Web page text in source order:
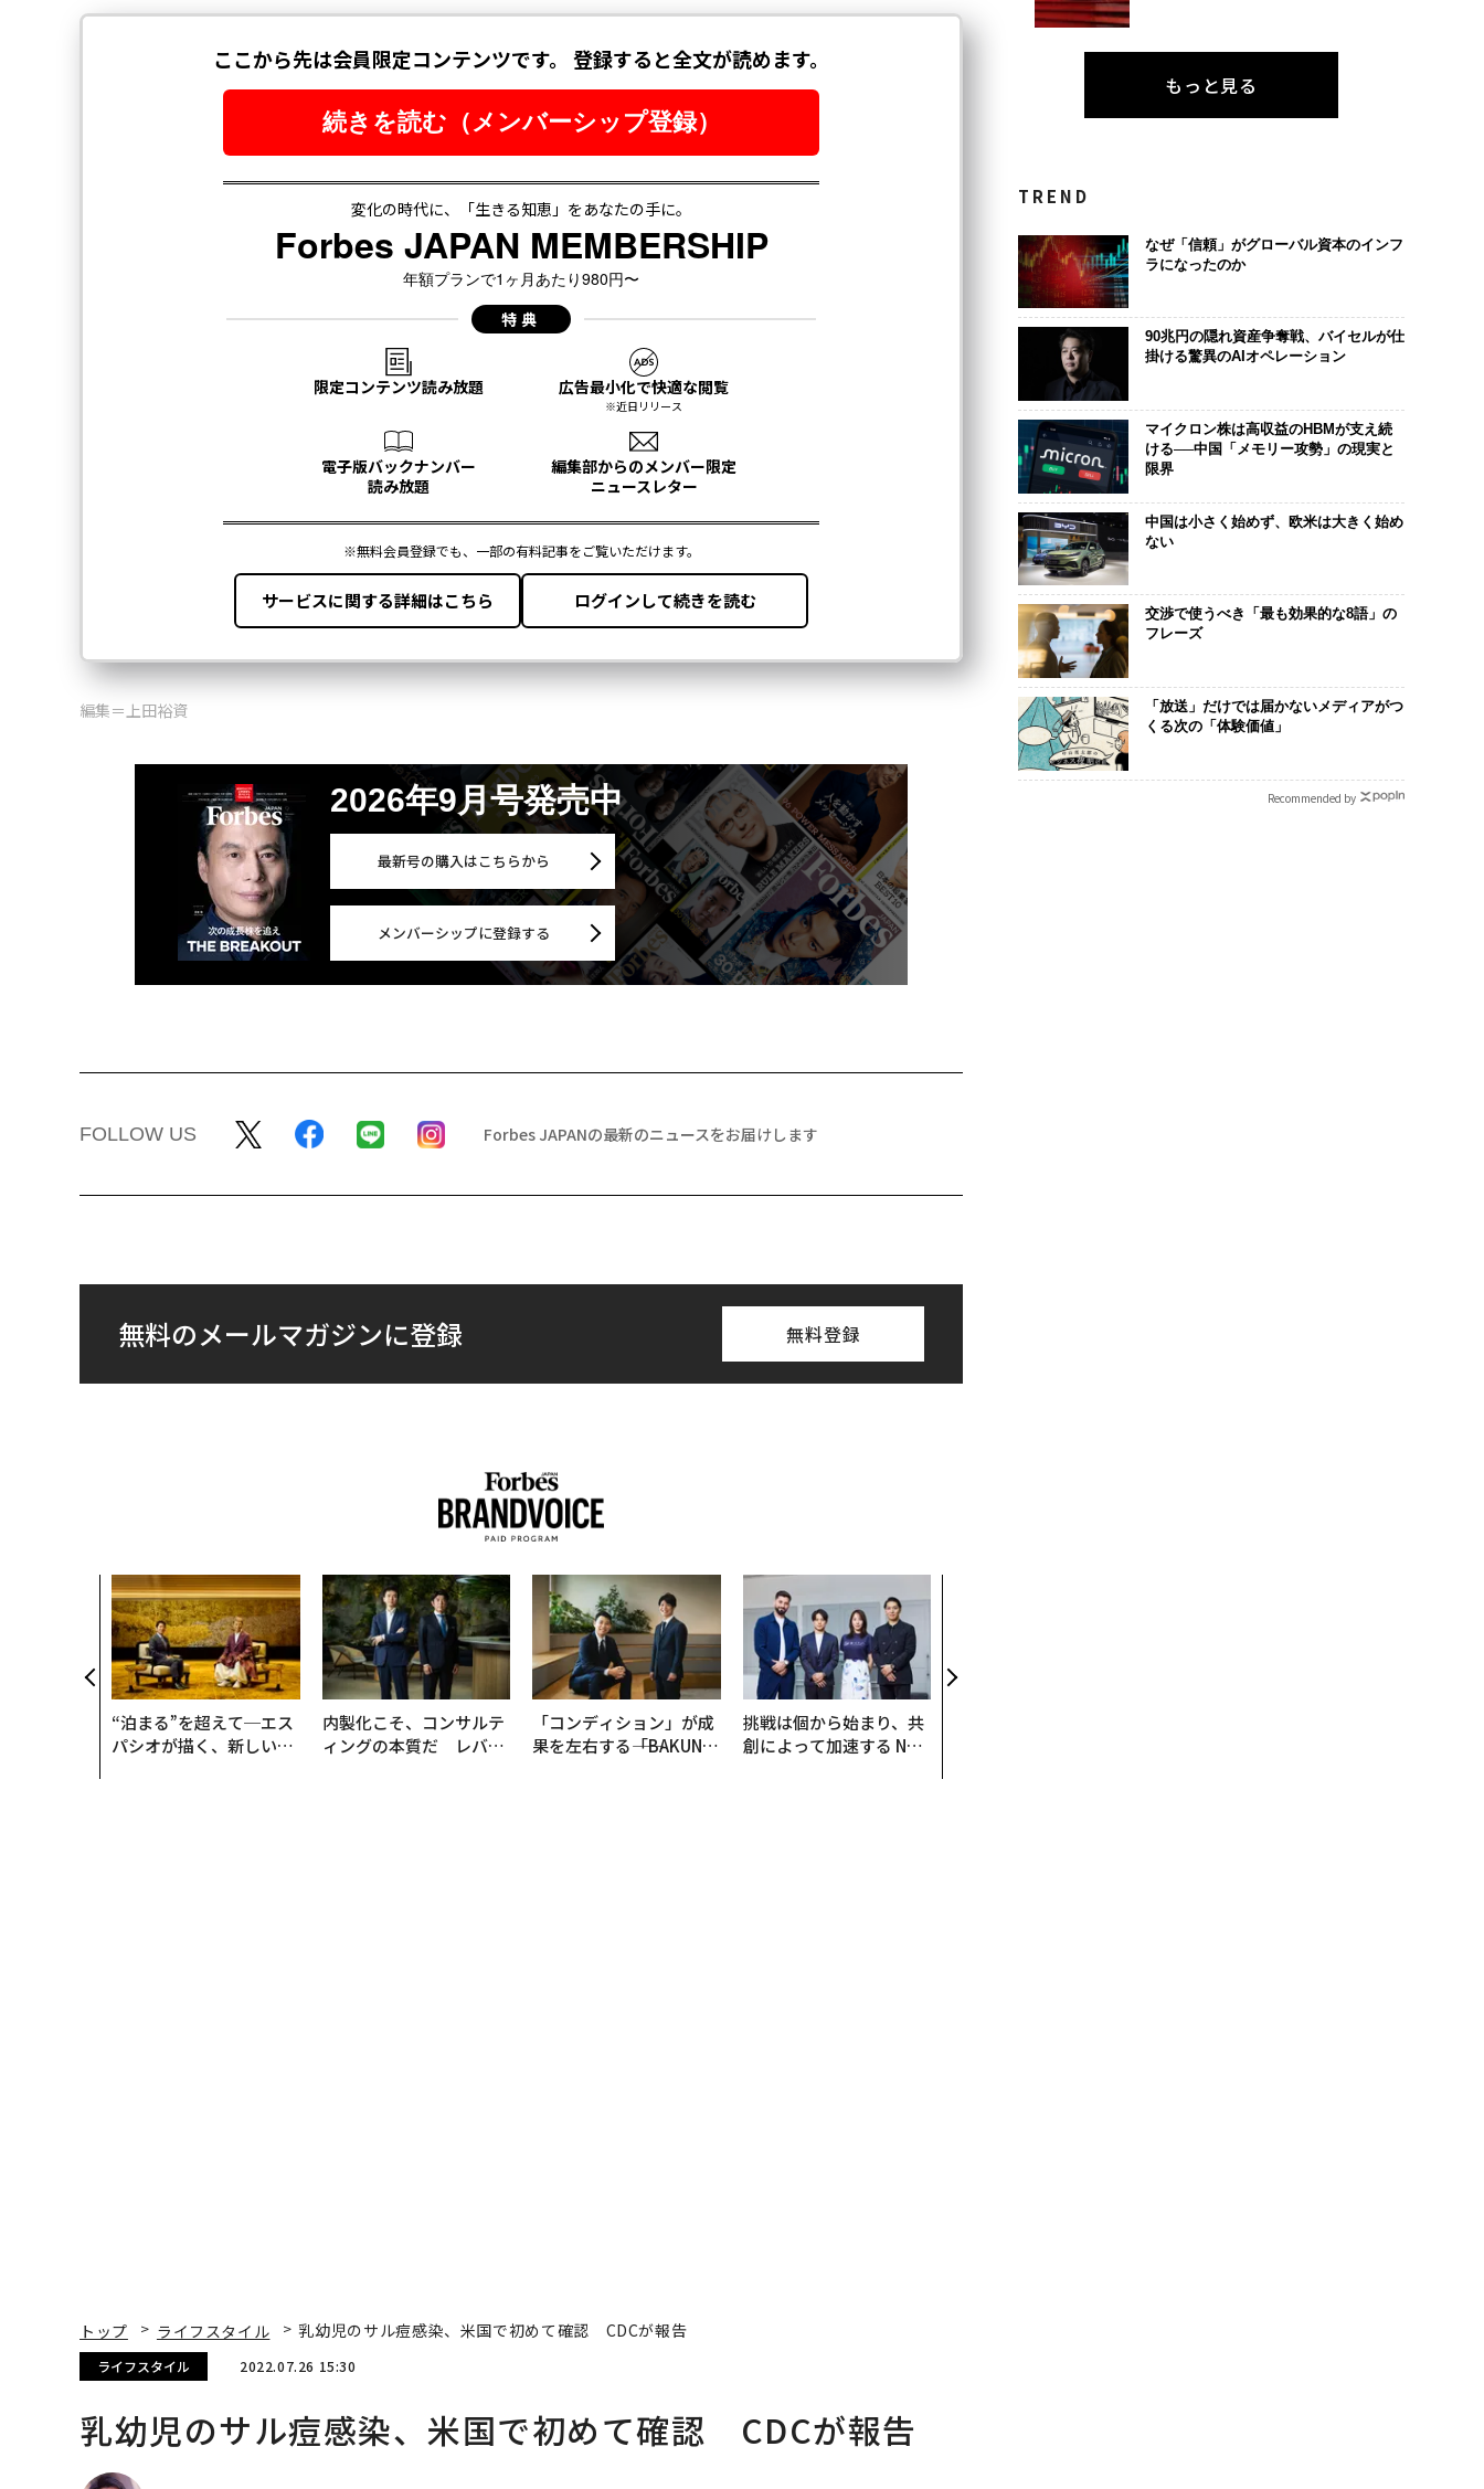
編集＝上田裕資
2026年9月号発売中
最新号の購入はこちらから
メンバーシップに登録する
FOLLOW US Forbes JAPANの最新のニュースをお届けします
無料のメールマガジンに登録 無料登録
“泊まる”を超えて─エス
パシオが描く、新しい日
内製化こそ、コンサルテ
ィングの本質だ レバレ
「コンディション」が成
果を左右する――「BAKUN
挑戦は個から始まり、共
創によって加速する NOR
もっと見る
TREND
なぜ「信頼」がグローバル資本のインフ
ラになったのか
90兆円の隠れ資産争奪戦、バイセルが仕
掛ける驚異のAIオペレーション
マイクロン株は高収益のHBMが支え続
ける──中国「メモリー攻勢」の現実と
限界
中国は小さく始めず、欧米は大きく始め
ない
交渉で使うべき「最も効果的な8語」の
フレーズ
「放送」だけでは届かないメディアがつ
くる次の「体験価値」
Recommended by